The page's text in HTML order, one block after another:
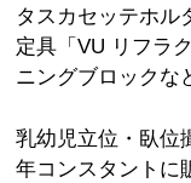
タスカセッテホル
定具「VU リフラ
ニングブロックな
乳幼児立位・臥位
年コンスタントに